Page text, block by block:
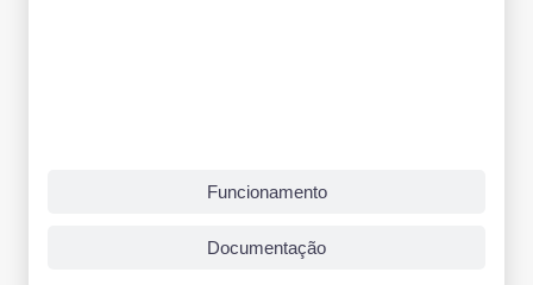
Funcionamento
Documentação